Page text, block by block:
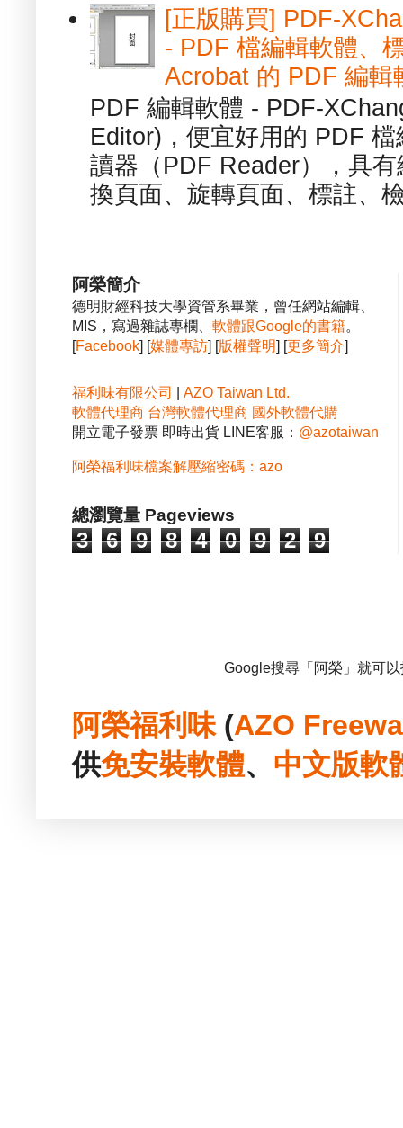
[正版購買] PDF-
- PDF 檔編輯軟體、
Acrobat 的 PDF 編輯
PDF 編輯軟體 - PDF-
Editor)，便宜好用的 PDF
讀器（PDF Reader），具
換頁面、旋轉頁面、標註、
阿榮簡介
德明財經科技大學資管系畢業，曾任網站編輯、
MIS，寫過雜誌專欄、 軟體跟Google的書籍。
[Facebook] [媒體專訪] [版權聲明] [更多簡介]
福利味有限公司
AZO Taiwan Ltd.
軟體代理商 台灣軟體代理商 國外軟體代購
開立電子發票 即時出貨 LINE客服： @azotaiwan
阿榮福利味檔案解壓縮密碼：azo
總瀏覽量 Pageviews
3 6 9 8 4 0 9 2 9
Google搜尋「阿榮」就可
阿榮福利味(AZO
供免安裝軟體、 中文版軟